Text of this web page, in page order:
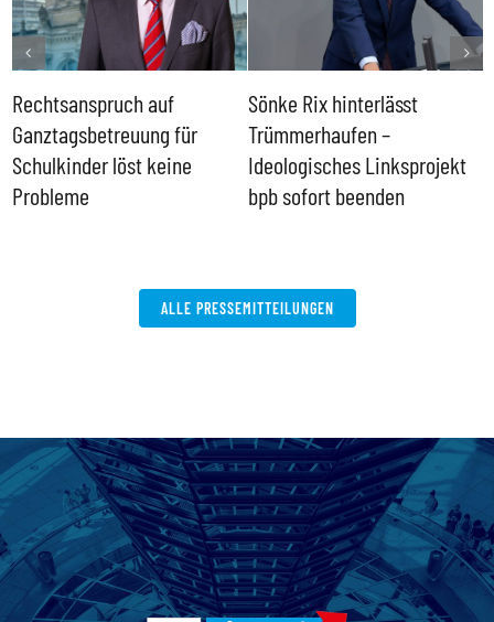
Rechtsanspruch auf
Ganztagsbetreuung für
Schulkinder löst keine
Probleme
Sönke Rix hinterlässt
Trümmerhaufen –
Ideologisches Linksprojekt
bpb sofort beenden
ALLE PRESSEMITTEILUNGEN